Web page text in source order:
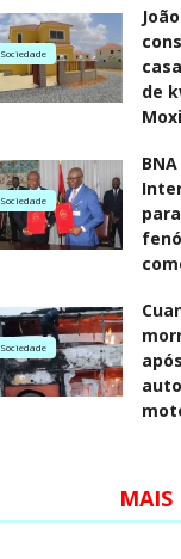
Sociedade
de
Sociedade
Sociedade
MAIS